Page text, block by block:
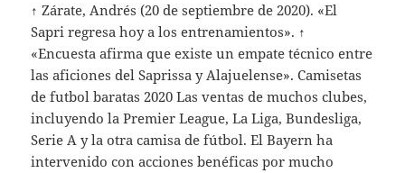
↑ Zárate, Andrés (20 de septiembre de 2020). «El
Sapri regresa hoy a los entrenamientos». ↑
«Encuesta afirma que existe un empate técnico entre
las aficiones del Saprissa y Alajuelense». Camisetas
de futbol baratas 2020 Las ventas de muchos clubes,
incluyendo la Premier League, La Liga, Bundesliga,
Serie A y la otra camisa de fútbol. El Bayern ha
intervenido con acciones benéficas por mucho